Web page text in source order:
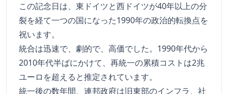
この記念日は、東ドイツと西ドイツが40年以上の分
裂を経て一つの国になった1990年の政治的転換点を
祝います。
統合は迅速で、劇的で、高価でした。1990年代から
2010年代半ばにかけて、再統一の累積コストは2兆
ユーロを超えると推定されています。
統一後の数年間、連邦政府は旧東部のインフラ、社